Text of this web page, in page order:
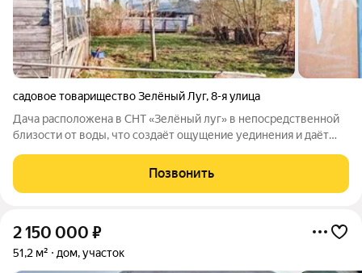
садовое товарищество Зелёный Луг,8-я улица
Дача расположена в СНТ «Зелёный луг» в непосредственной
близости от воды, что создаёт ощущение уединения и даёт
комфортом. Участок площадью 4 сотки, компактный и удобный
в уходе, подходит для
Позвонить
2 150 000 ₽
51,2 м² дом, участок